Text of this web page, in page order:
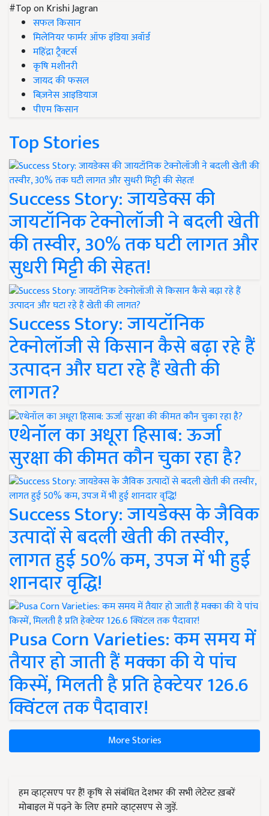
#Top on Krishi Jagran
सफल किसान
मिलेनियर फार्मर ऑफ इंडिया अवॉर्ड
महिंद्रा ट्रैक्टर्स
कृषि मशीनरी
जायद की फसल
बिज़नेस आइडियाज
पीएम किसान
Top Stories
Success Story: जायडेक्स की
जायटॉनिक टेक्नोलॉजी ने बदली खेती
की तस्वीर, 30% तक घटी लागत और
सुधरी मिट्टी की सेहत!
Success Story: जायटॉनिक
टेक्नोलॉजी से किसान कैसे बढ़ा रहे हैं
उत्पादन और घटा रहे हैं खेती की
लागत?
एथेनॉल का अधूरा हिसाब: ऊर्जा
सुरक्षा की कीमत कौन चुका रहा है?
Success Story: जायडेक्स के जैविक
उत्पादों से बदली खेती की तस्वीर,
लागत हुई 50% कम, उपज में भी हुई
शानदार वृद्धि!
Pusa Corn Varieties: कम समय में
तैयार हो जाती हैं मक्का की ये पांच
किस्में, मिलती है प्रति हेक्टेयर 126.6
क्विंटल तक पैदावार!
More Stories
हम व्हाट्सएप पर हैं! कृषि से संबंधित देशभर की सभी लेटेस्ट ख़बरें
मोबाइल में पढ़ने के लिए हमारे व्हाट्सएप से जुड़ें.